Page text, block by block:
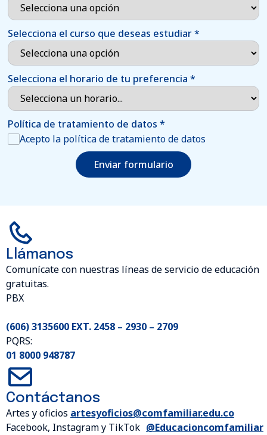
Selecciona el curso que deseas estudiar*
Selecciona el horario de tu preferencia*
Política de tratamiento de datos*
Acepto la política de tratamiento de datos
Enviar formulario
Llámanos
Comunícate con nuestras líneas de servicio de educación
gratuitas.
PBX
(606) 3135600 EXT. 2458 – 2930 – 2709
PQRS:
01 8000 948787
Contáctanos
Artes y oficios artesyoficios@comfamiliar.edu.co
Facebook, Instagram y TikTok @Educacioncomfamiliar